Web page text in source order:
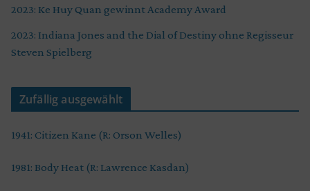
2023: Ke Huy Quan gewinnt Academy Award
2023: Indiana Jones and the Dial of Destiny ohne Regisseur
Steven Spielberg
Zufällig ausgewählt
1941: Citizen Kane (R: Orson Welles)
1981: Body Heat (R: Lawrence Kasdan)